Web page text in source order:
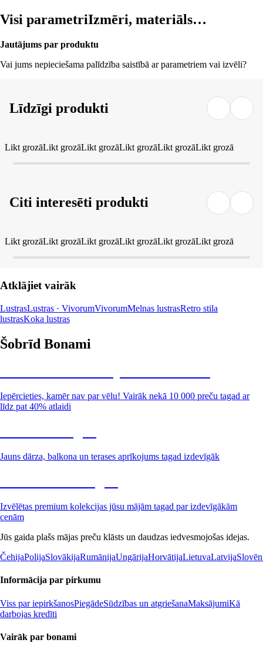
Visi parametriIzmēri, materiāls…
Jautājums par produktu
Vai jums nepieciešama palīdzība saistībā ar parametriem vai izvēli?
Līdzīgi produkti
Likt grozāLikt grozāLikt grozāLikt grozāLikt grozāLikt grozā
Citi interesēti produkti
Likt grozāLikt grozāLikt grozāLikt grozāLikt grozāLikt grozā
Atklājiet vairāk
LustrasLustras · VivorumVivorumMelnas lustrasRetro stila
lustrasKoka lustras
Šobrīd Bonami
Iepērcieties, kamēr nav par vēlu! Vairāk nekā 10 000 preču tagad ar
līdz pat 40% atlaidi
Jauns dārza, balkona un terases aprīkojums tagad izdevīgāk
Izvēlētas premium kolekcijas jūsu mājām tagad par izdevīgākām
cenām
Jūs gaida plašs mājas preču klāsts un daudzas iedvesmojošas idejas.
ČehijaPolijaSlovākijaRumānijaUngārijaHorvātijaLietuvaLatvija
Informācija par pirkumu
Viss par iepirkšanosPiegādeSūdzības un atgriešanaMaksājumiKā
darbojas kredīti
Vairāk par bonami